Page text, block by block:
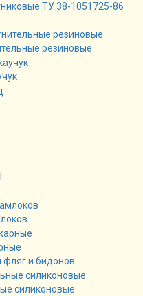
ТУ 38-1051725-86
резиновые
фляг и бидонов
силиконовые